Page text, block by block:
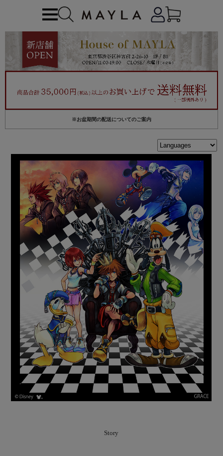
※お盆期間の配送についてのご案内
Story